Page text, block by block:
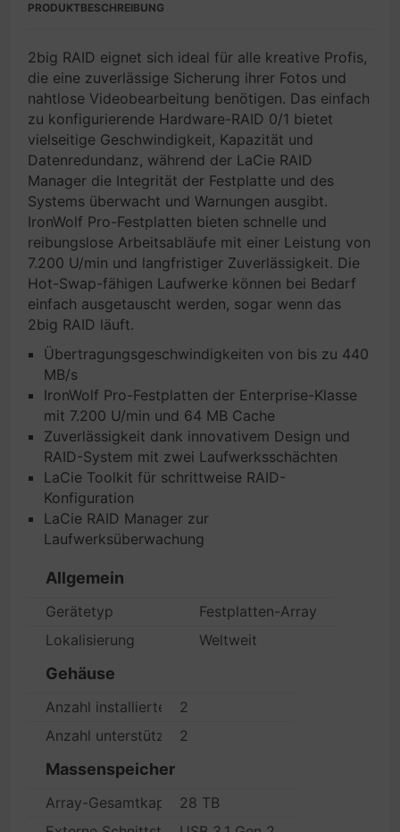
PRODUKTBESCHREIBUNG
2big RAID eignet sich ideal für alle kreative Profis,
die eine zuverlässige Sicherung ihrer Fotos und
nahtlose Videobearbeitung benötigen. Das einfach
zu konfigurierende Hardware-RAID 0/1 bietet
vielseitige Geschwindigkeit, Kapazität und
Datenredundanz, während der LaCie RAID
Manager die Integrität der Festplatte und des
Systems überwacht und Warnungen ausgibt.
IronWolf Pro-Festplatten bieten schnelle und
reibungslose Arbeitsabläufe mit einer Leistung von
7.200 U/min und langfristiger Zuverlässigkeit. Die
Hot-Swap-fähigen Laufwerke können bei Bedarf
einfach ausgetauscht werden, sogar wenn das
2big RAID läuft.
Übertragungsgeschwindigkeiten von bis zu 440
MB/s
IronWolf Pro-Festplatten der Enterprise-Klasse
mit 7.200 U/min und 64 MB Cache
Zuverlässigkeit dank innovativem Design und
RAID-System mit zwei Laufwerksschächten
LaCie Toolkit für schrittweise RAID-
Konfiguration
LaCie RAID Manager zur
Laufwerksüberwachung
Allgemein
Gerätetyp
Festplatten-Array
Lokalisierung
Weltweit
Gehäuse
Anzahl installierter Peripheriegeräte/Module
2
Anzahl unterstützter Peripheriegeräte/Module
2
Massenspeicher
Array-Gesamtkapazität
28 TB